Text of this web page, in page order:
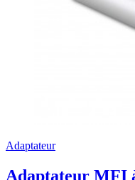
Adaptateur
Adaptateur MFI